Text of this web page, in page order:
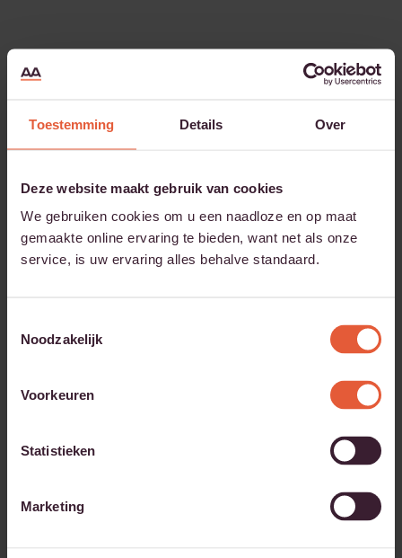
Toestemming Details Over
Deze website maakt gebruik van cookies
We gebruiken cookies om u een naadloze en op maat
gemaakte online ervaring te bieden, want net als onze
service, is uw ervaring alles behalve standaard.
Noodzakelijk
Voorkeuren
Statistieken
Marketing